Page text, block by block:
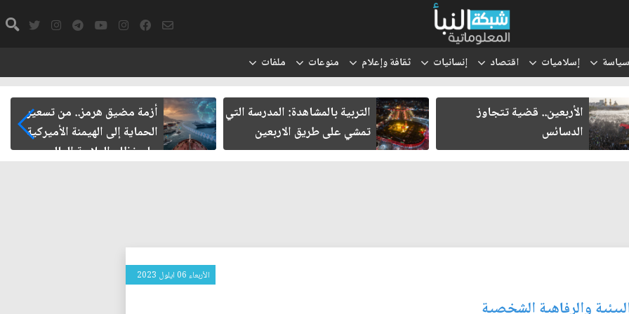
سياسة إسلاميات اقتصاد إنسانيات ثقافة وإعلام منوعات ملفات
الأربعين.. قضية تتجاوز
الدسائس
التربية بالمشاهدة: المدرسة التي
تمشي على طريق الاربعين
أزمة مضيق هرمز.. من تسعير
الحماية إلى الهيمنة الأميركية
على نظام الملاحة العالمي
الأربعاء 06 ايلول 2023